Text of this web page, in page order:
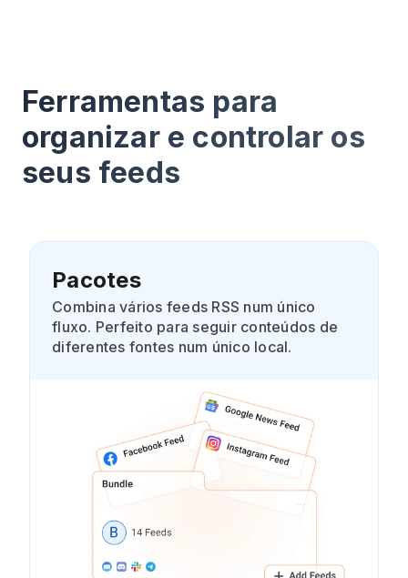
Ferramentas para
organizar e controlar os
seus feeds
Pacotes
Combina vários feeds RSS num único
fluxo. Perfeito para seguir conteúdos de
diferentes fontes num único local.